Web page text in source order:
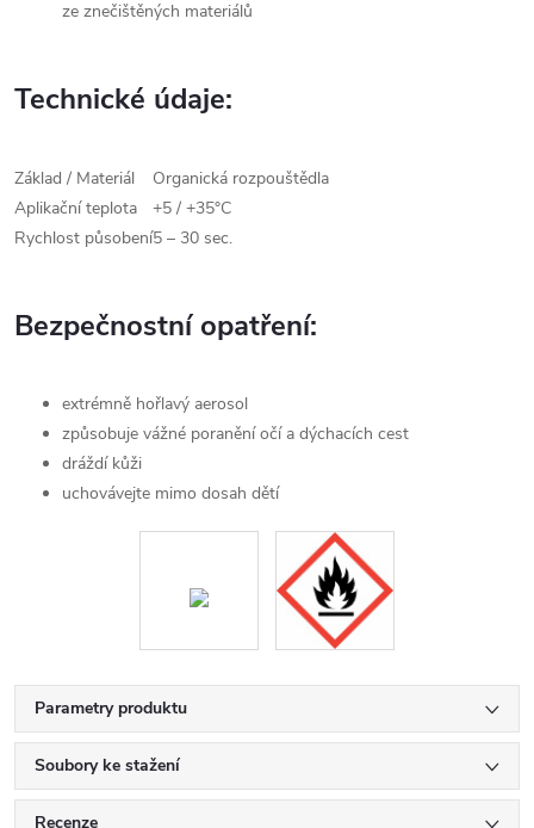
ze znečištěných materiálů
Technické údaje:
Základ / Materiál
Organická rozpouštědla
Aplikační teplota
+5 / +35°C
Rychlost působení5 – 30 sec.
Bezpečnostní opatření:
extrémně hořlavý aerosol
způsobuje vážné poranění očí a dýchacích cest
dráždí kůži
uchovávejte mimo dosah dětí
Parametry produktu
Soubory ke stažení
Recenze